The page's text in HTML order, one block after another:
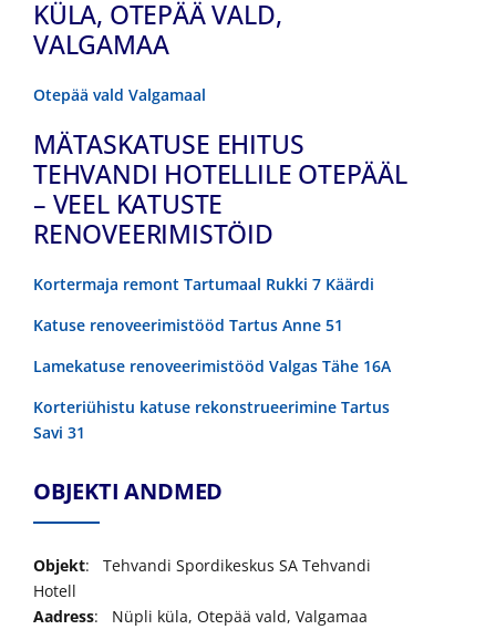
KÜLA, OTEPÄÄ VALD,
VALGAMAA
Otepää vald Valgamaal
MÄTASKATUSE EHITUS
TEHVANDI HOTELLILE OTEPÄÄL
– VEEL KATUSTE
RENOVEERIMISTÖID
Kortermaja remont Tartumaal Rukki 7 Käärdi
Katuse renoveerimistööd Tartus Anne 51
Lamekatuse renoveerimistööd Valgas Tähe 16A
Korteriühistu katuse rekonstrueerimine Tartus
Savi 31
OBJEKTI ANDMED
Objekt: Tehvandi Spordikeskus SA Tehvandi
Hotell
Aadress: Nüpli küla, Otepää vald, Valgamaa